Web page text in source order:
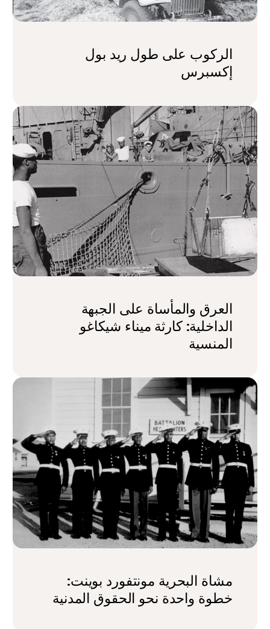
الركوب على طول ريد بول
إكسبرس
العرق والمأساة على الجبهة
الداخلية: كارثة ميناء شيكاغو
المنسية
مشاة البحرية مونتفورد بوينت:
خطوة واحدة نحو الحقوق المدنية